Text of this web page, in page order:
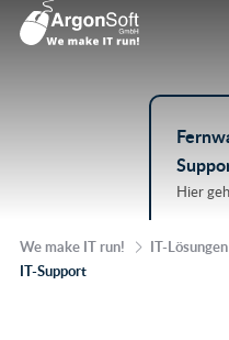
Hier
We make IT run! IT-Lösungen
IT-Support